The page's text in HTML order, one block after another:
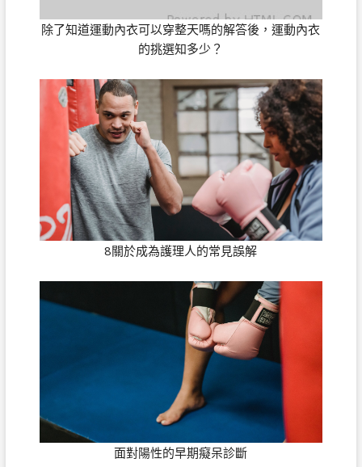
除了知道運動內衣可以穿整天嗎的解答後，運動內衣
的挑選知多少？
8關於成為護理人的常見誤解
面對陽性的早期癡呆診斷